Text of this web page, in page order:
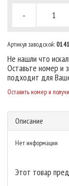
-
Артикул заводской:
Не нашли что
Оставьте номер и
подходит для
Оставить номер и
Описание
Нет информации
Этот товар